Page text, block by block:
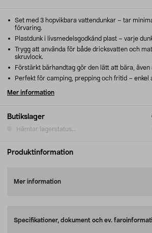
Butikslager
Hämtar lagerstatus...
Set med 3 hopvikbara vattendunkar – tar
förvaring.
Plastdunk i livsmedelsgodkänd plast – varje
Trygg att använda för både dricksvatten och
skruvlock.
Förstärkt bärhandtag gör den lätt att bära, även
Perfekt för camping, prepping och fritid – enkel
Mer information
Produktinformation
Mer information
Specifikationer, dokument och ev.